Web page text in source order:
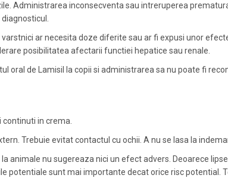
Administrarea inconsecventa sau intreruperea
ar necesita doze diferite sau ar fi expusi unor
posibilitatea afectarii functiei hepatice sau renale.
oral de Lamisil la copii si administrarea sa nu poate fi
in crema.
Trebuie evitat contactul cu ochii. A nu se lasa la
animale nu sugereaza nici un efect advers. Deoarece
potentiale sunt mai importante decat orice risc potential.